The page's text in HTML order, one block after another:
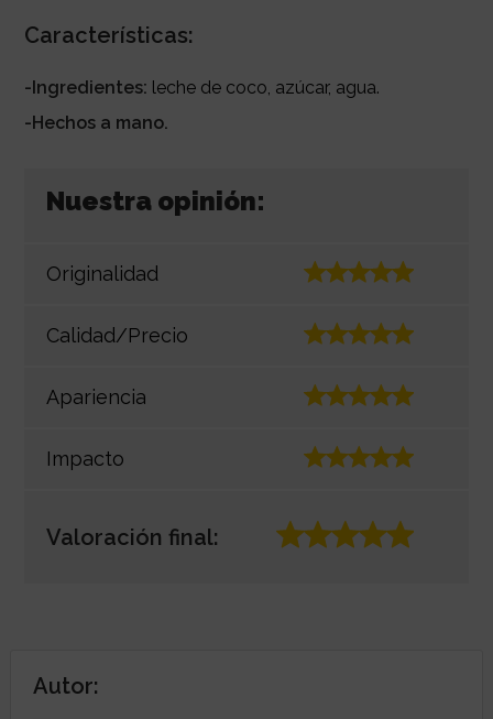
Características:
-Ingredientes: leche de coco, azúcar, agua.
-Hechos a mano.
Nuestra opinión:
Originalidad
Calidad/Precio
Apariencia
Impacto
Valoración final:
Autor: